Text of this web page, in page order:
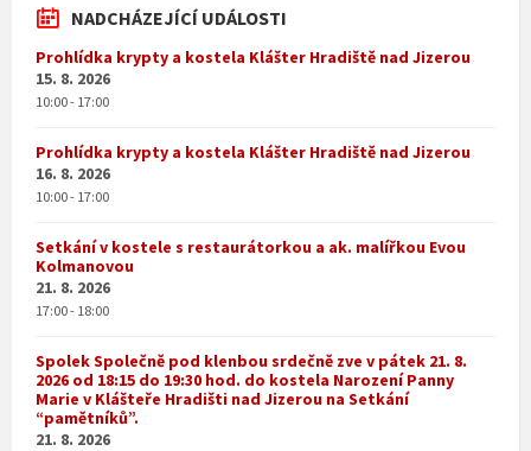
NADCHÁZEJÍCÍ UDÁLOSTI
Prohlídka krypty a kostela Klášter Hradiště nad Jizerou
15. 8. 2026
10:00 - 17:00
Prohlídka krypty a kostela Klášter Hradiště nad Jizerou
16. 8. 2026
10:00 - 17:00
Setkání v kostele s restaurátorkou a ak. malířkou Evou
Kolmanovou
21. 8. 2026
17:00 - 18:00
Spolek Společně pod klenbou srdečně zve v pátek 21. 8.
2026 od 18:15 do 19:30 hod. do kostela Narození Panny
Marie v Klášteře Hradišti nad Jizerou na Setkání
“pamětníků”.
21. 8. 2026